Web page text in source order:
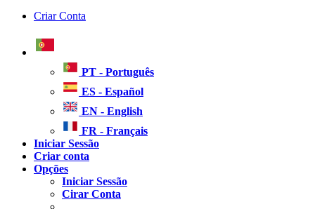
Criar Conta
PT - Português
ES - Español
EN - English
FR - Français
Iniciar Sessão
Criar conta
Opções
Iniciar Sessão
Cirar Conta